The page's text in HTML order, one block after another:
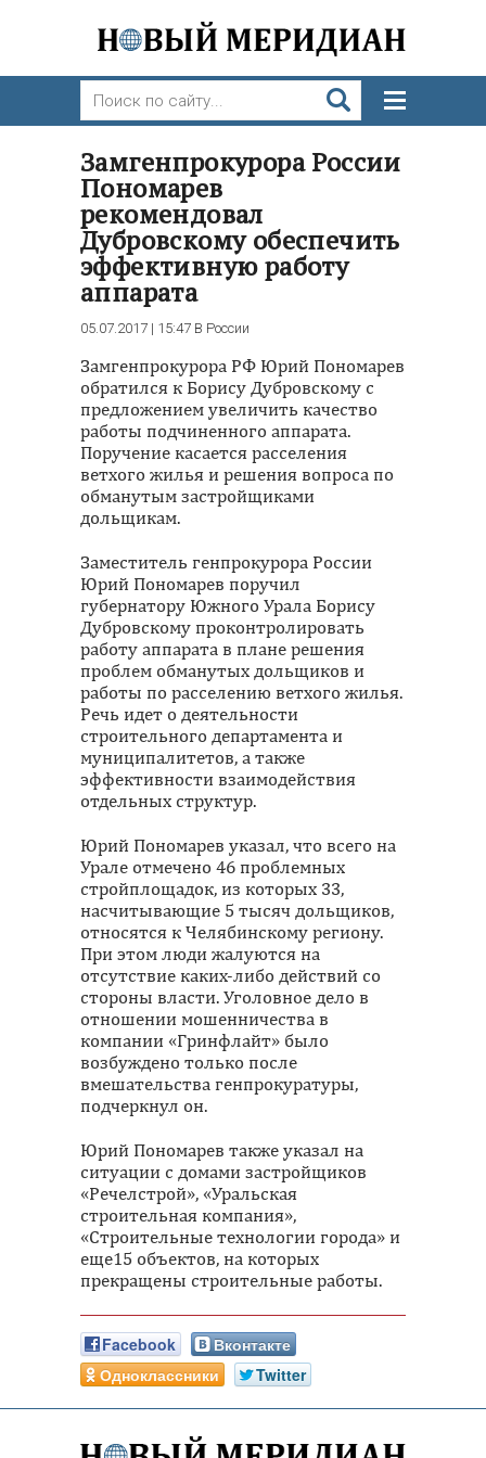
Замгенпрокурора России
Пономарев
рекомендовал
Дубровскому обеспечить
эффективную работу
аппарата
05.07.2017 | 15:47 В России
Замгенпрокурора РФ Юрий Пономарев
обратился к Борису Дубровскому с
предложением увеличить качество
работы подчиненного аппарата.
Поручение касается расселения
ветхого жилья и решения вопроса по
обманутым застройщиками
дольщикам.
Заместитель генпрокурора России
Юрий Пономарев поручил
губернатору Южного Урала Борису
Дубровскому проконтролировать
работу аппарата в плане решения
проблем обманутых дольщиков и
работы по расселению ветхого жилья.
Речь идет о деятельности
строительного департамента и
муниципалитетов, а также
эффективности взаимодействия
отдельных структур.
Юрий Пономарев указал, что всего на
Урале отмечено 46 проблемных
стройплощадок, из которых 33,
насчитывающие 5 тысяч дольщиков,
относятся к Челябинскому региону.
При этом люди жалуются на
отсутствие каких-либо действий со
стороны власти. Уголовное дело в
отношении мошенничества в
компании «Гринфлайт» было
возбуждено только после
вмешательства генпрокуратуры,
подчеркнул он.
Юрий Пономарев также указал на
ситуации с домами застройщиков
«Речелстрой», «Уральская
строительная компания»,
«Строительные технологии города» и
еще15 объектов, на которых
прекращены строительные работы.
Facebook
Вконтакте
Одноклассники
Twitter